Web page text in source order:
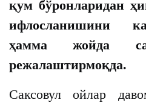
қум бўронларидан
ифлосланишини
ҳамма жойда
режалаштирмоқда.
Саксовул ойлар